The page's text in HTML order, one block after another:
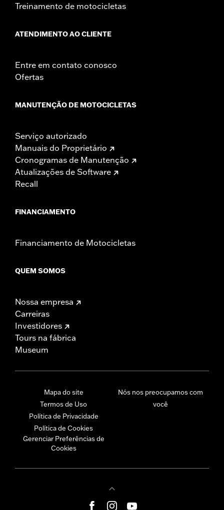
Treinamento de motocicletas
ATENDIMENTO AO CLIENTE
Entre em contato conosco
Ofertas
MANUTENÇÃO DE MOTOCICLETAS
Serviço autorizado
Manuais do Proprietário
Cronogramas de Manutenção
Atualizações de Software
Recall
FINANCIAMENTO
Financiamento de Motocicletas
QUEM SOMOS
Nossa empresa
Carreiras
Investidores
Tours na fábrica
Museum
Mapa do site
Termos de Uso
Política de Privacidade
Política de Cookies
Gerenciar Preferências de
Cookies
Nós nos preocupamos com
você